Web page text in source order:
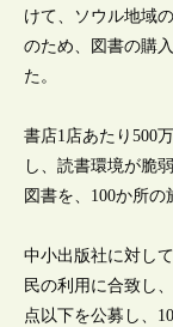
けて、ソウル地域
のため、図書の購
た。
書店1店あたり500
し、読書環境が脆
図書を、100か所の
中小出版社に対し
民の利用に合致し
点以下を公募し、